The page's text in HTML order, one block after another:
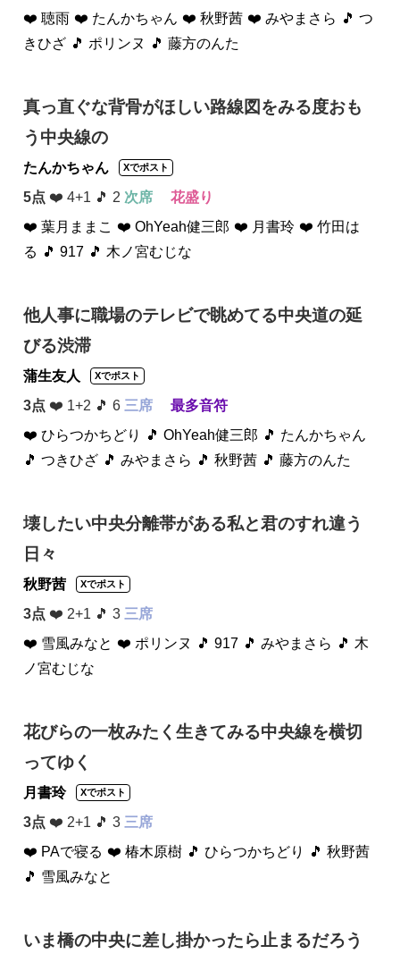
❤️ 聴雨 ❤️ たんかちゃん ❤️ 秋野茜 ❤️ みやまさら 🎵 つ
きひざ 🎵 ポリンヌ 🎵 藤方のんた
真っ直ぐな背骨がほしい路線図をみる度おも
う中央線の
たんかちゃん Xでポスト
5点 ❤️ 4+1 🎵 2 次席
花盛り
❤️ 葉月ままこ ❤️ OhYeah健三郎 ❤️ 月書玲 ❤️ 竹田は
る 🎵 917 🎵 木ノ宮むじな
他人事に職場のテレビで眺めてる中央道の延
びる渋滞
蒲生友人 Xでポスト
3点 ❤️ 1+2 🎵 6 三席
最多音符
❤️ ひらつかちどり
🎵 OhYeah健三郎 🎵 たんかちゃん
🎵 つきひざ 🎵 みやまさら 🎵 秋野茜 🎵 藤方のんた
壊したい中央分離帯がある私と君のすれ違う
日々
秋野茜 Xでポスト
3点 ❤️ 2+1 🎵 3 三席
❤️ 雪風みなと ❤️ ポリンヌ 🎵 917 🎵 みやまさら 🎵 木
ノ宮むじな
花びらの一枚みたく生きてみる中央線を横切
ってゆく
月書玲 Xでポスト
3点 ❤️ 2+1 🎵 3 三席
❤️ PAで寝る ❤️ 椿木原樹 🎵 ひらつかちどり
🎵 秋野茜
🎵 雪風みなと
いま橋の中央に差し掛かったら止まるだろう